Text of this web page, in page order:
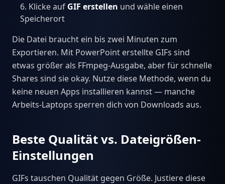
Klicke auf GIF erstellen und wähle einen
Speicherort
Die Datei braucht ein bis zwei Minuten zum
Exportieren. Mit PowerPoint erstellte GIFs sind
etwas größer als FFmpeg-Ausgabe, aber für schnelle
Shares sind sie okay. Nutze diese Methode, wenn du
keine neuen Apps installieren kannst — manche
Arbeits-Laptops sperren dich von Downloads aus.
Beste Qualität vs. Dateigrößen-
Einstellungen
GIFs tauschen Qualität gegen Größe. Justiere diese